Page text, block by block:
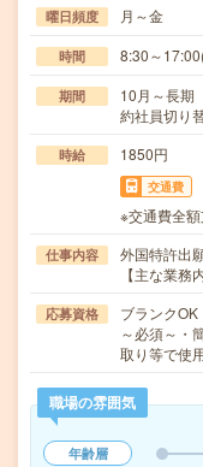
曜日頻度 月～金
時間 8:30～
期間
10月～長期
約社員切り
時給 1850円
交通費
※交通費全
仕事内容
外国特許出
【主な業
応募資格
ブランクOK
～必須～・
取り等で使
職場の雰囲気
年齢層